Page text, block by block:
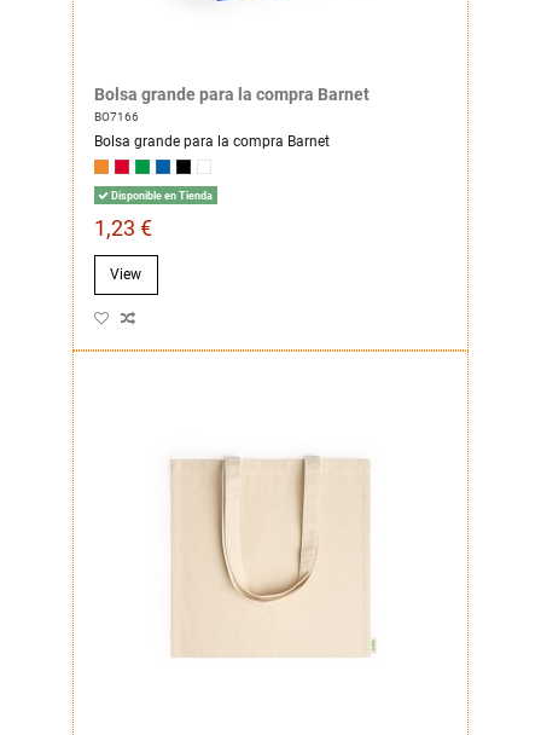
Bolsa grande para la compra Barnet
BO7166
Bolsa grande para la compra Barnet
Disponible en Tienda
1,23 €
View